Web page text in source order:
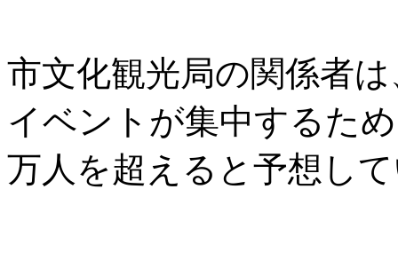
市文化観光局の関係者
イベントが集中するた
万人を超えると予想し